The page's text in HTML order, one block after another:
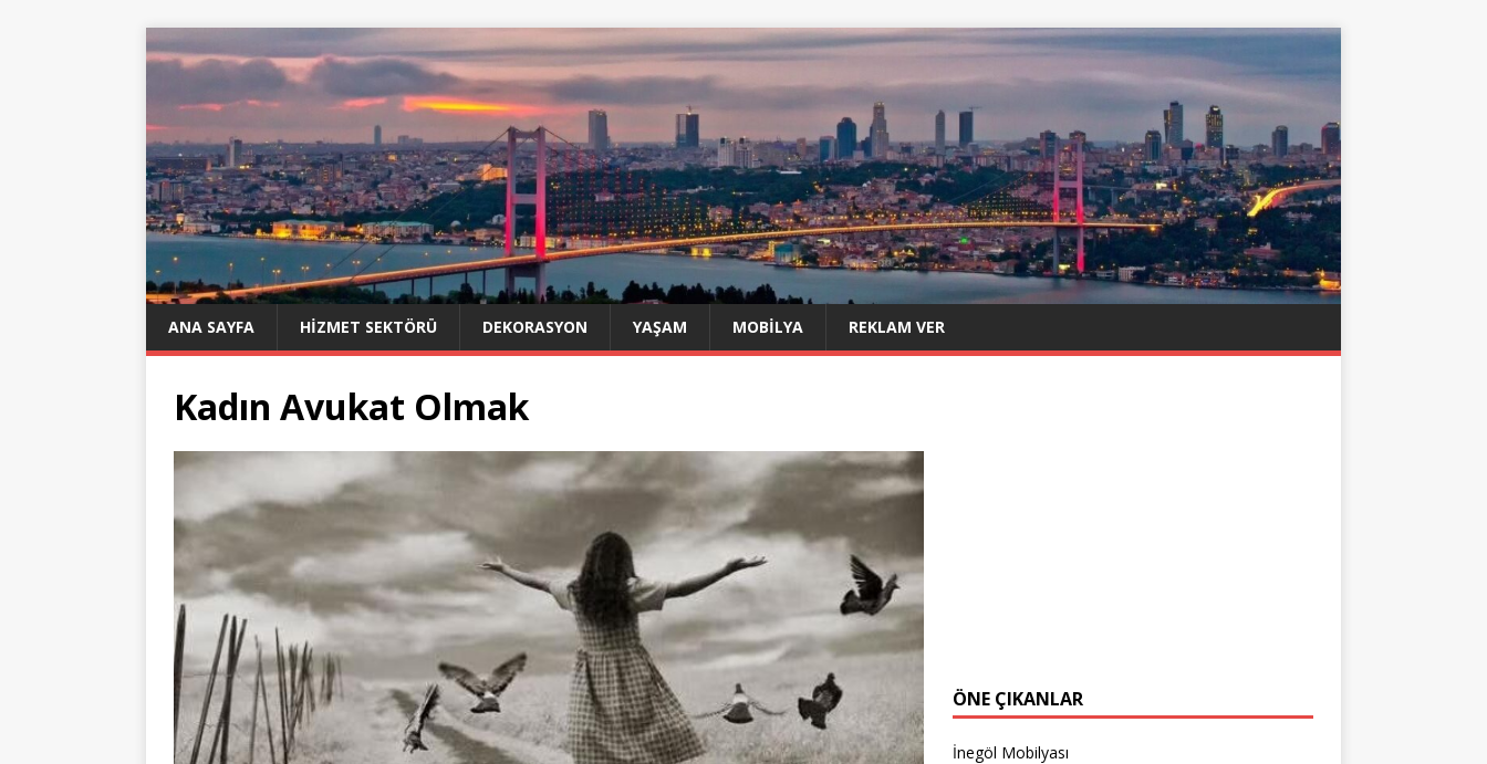
ANA SAYFA HIZMET SEKTÖRÜ DEKORASYON YAŞAM MOBILYA REKLAM VER
Kadın Avukat Olmak
ÖNE ÇIKANLAR
İnegöl Mobilyası